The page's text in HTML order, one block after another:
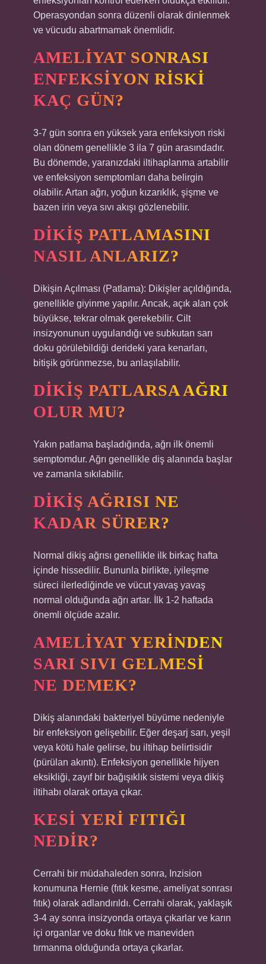
Operasyondan sonra düzenli olarak dinlenmek
ve vücudu abartmamak önemlidir.
AMELIYAT SONRASI
ENFEKSIYON RISKI
KAÇ GÜN?
3-7 gün sonra en yüksek yara enfeksiyon riski
olan dönem genellikle 3 ila 7 gün arasındadır.
Bu dönemde, yaranızdaki iltihaplanma artabilir
ve enfeksiyon semptomları daha belirgin
olabilir. Artan ağrı, yoğun kızarıklık, şişme ve
bazen irin veya sıvı akışı gözlenebilir.
DIKIŞ PATLAMASINI
NASIL ANLARIZ?
Dikişin Açılması (Patlama): Dikişler açıldığında,
genellikle giyinme yapılır. Ancak, açık alan çok
büyükse, tekrar olmak gerekebilir. Cilt
insizyonunun uygulandığı ve subkutan sarı
doku görülebildiği derideki yara kenarları,
bitişik görünmezse, bu anlaşılabilir.
DIKIŞ PATLARSA AĞRI
OLUR MU?
Yakın patlama başladığında, ağrı ilk önemli
semptomdur. Ağrı genellikle diş alanında başlar
ve zamanla sıkılabilir.
DIKIŞ AĞRISI NE
KADAR SÜRER?
Normal dikiş ağrısı genellikle ilk birkaç hafta
içinde hissedilir. Bununla birlikte, iyileşme
süreci ilerlediğinde ve vücut yavaş yavaş
normal olduğunda ağrı artar. İlk 1-2 haftada
önemli ölçüde azalır.
AMELIYAT YERINDEN
SARI SIVI GELMESI
NE DEMEK?
Dikiş alanındaki bakteriyel büyüme nedeniyle
bir enfeksiyon gelişebilir. Eğer deşarj sarı, yeşil
veya kötü hale gelirse, bu iltihap belirtisidir
(pürülan akıntı). Enfeksiyon genellikle hijyen
eksikliği, zayıf bir bağışıklık sistemi veya dikiş
iltihabı olarak ortaya çıkar.
KESI YERI FITIĞI
NEDIR?
Cerrahi bir müdahaleden sonra, Inzision
konumuna Hernie (fıtık kesme, ameliyat sonrası
fıtık) olarak adlandırıldı. Cerrahi olarak, yaklaşık
3-4 ay sonra insizyonda ortaya çıkarlar ve karın
içi organlar ve doku fıtık ve maneviden
tırmanma olduğunda ortaya çıkarlar.